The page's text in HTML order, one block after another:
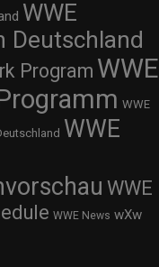
WWE
Deutschland
Program WWE
WWE
WWE
WWE
WWE News wXw